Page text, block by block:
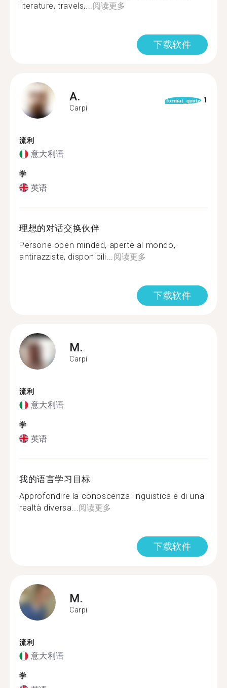
literature, travels,... 阅读更多
下载软件
A.
Carpi
format_quote 1
流利
意大利语
学
英语
理想的对话交换伙伴
Persone open minded, aperte al mondo,
antirazziste, disponibili... 阅读更多
下载软件
M.
Carpi
流利
意大利语
学
英语
我的语言学习目标
Approfondire la conoscenza linguistica e di una
realtà diversa... 阅读更多
下载软件
M.
Carpi
流利
意大利语
学